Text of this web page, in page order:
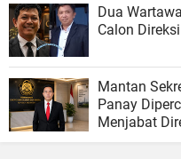
Dua
Calon
Mantan
Panay
Menjabat